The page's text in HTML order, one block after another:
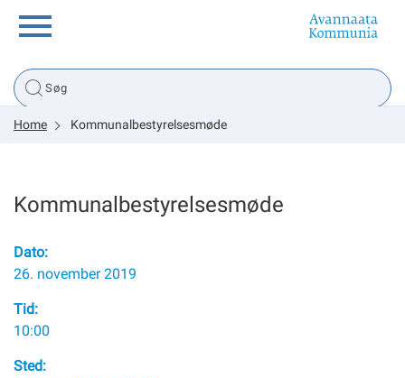
Borger
Politik
Tsunami
sullissivik.gl
Home Kommunalbestyrelsesmøde
Kommunalbestyrelsesmøde
Dato:
26. november 2019
Tid:
10:00
Sted: